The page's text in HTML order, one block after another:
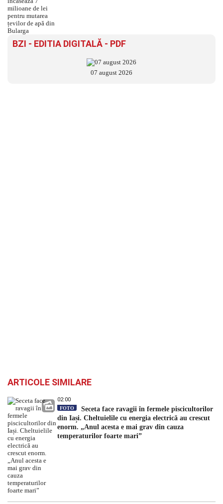
BZI - EDITIA DIGITALĂ - PDF
07 august 2026
ARTICOLE SIMILARE
02:00
FOTO
Seceta face ravagii în fermele piscicultorilor
din Iași. Cheltuielile cu energia electrică au crescut
enorm. „Anul acesta e mai grav din cauza
temperaturilor foarte mari”